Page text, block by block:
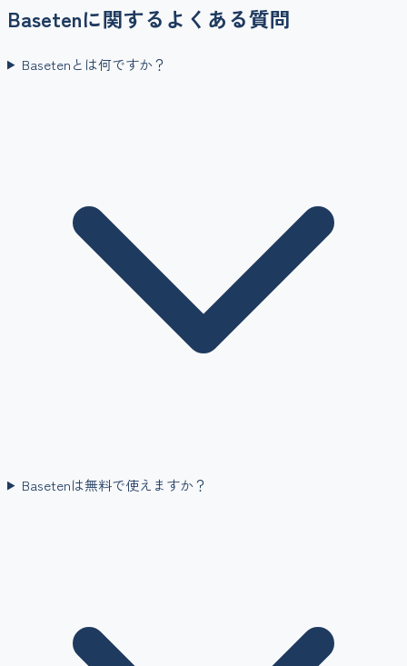
Basetenに関するよくある質問
Basetenとは何ですか？
Basetenは無料で使えますか？